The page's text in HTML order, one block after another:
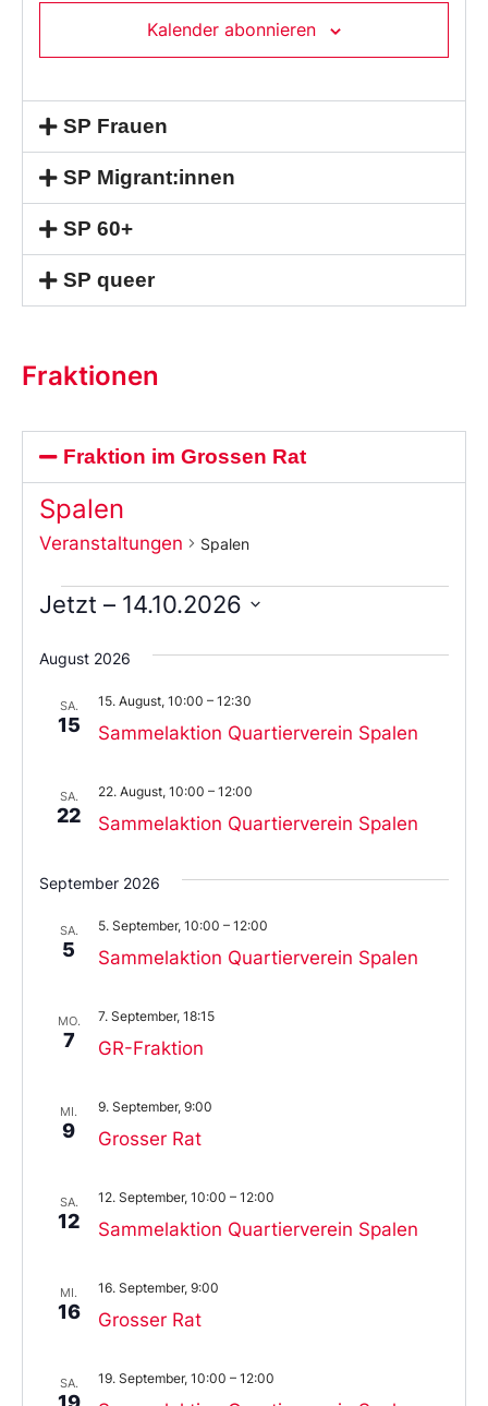
Kalender abonnieren
SP Frauen
SP Migrant:innen
SP 60+
SP queer
Fraktionen
Fraktion im Grossen Rat
Spalen
Veranstaltungen Spalen
Jetzt – 14.10.2026
Sie
das
aus.
August 2026
SA.
15 Sammelaktion Quartierverein Spalen
15. August, 10:00 – 12:30
SA.
22 Sammelaktion Quartierverein Spalen
22. August, 10:00 – 12:00
September 2026
SA.
5 Sammelaktion Quartierverein Spalen
5. September, 10:00 – 12:00
MO.
7 GR-Fraktion
7. September, 18:15
MI.
9 Grosser Rat
9. September, 9:00
SA.
12 Sammelaktion Quartierverein Spalen
12. September, 10:00 – 12:00
MI.
16 Grosser Rat
16. September, 9:00
SA. 19. September, 10:00 – 12:00